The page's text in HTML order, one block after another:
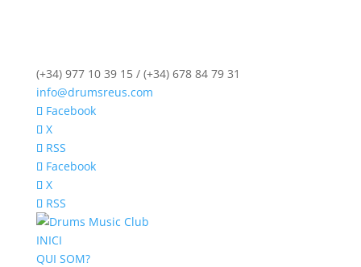
(+34) 977 10 39 15 / (+34) 678 84 79 31
info@drumsreus.com
Facebook
X
RSS
Facebook
X
RSS
INICI
QUI SOM?